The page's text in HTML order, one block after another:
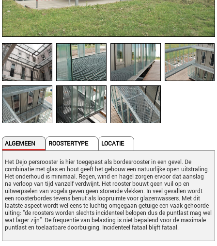
ALGEMEEN ROOSTERTYPE LOCATIE
Het Dejo persrooster is hier toegepast als bordesrooster in een gevel. De
combinatie met glas en hout geeft het gebouw een natuurlijke open uitstraling.
Het onderhoud is minimaal. Regen, wind en hagel zorgen ervoor dat aanslag
na verloop van tijd vanzelf verdwijnt. Het rooster bouwt geen vuil op en
uitwerpselen van vogels geven geen storende vlekken. In veel gevallen wordt
een roosterbordes tevens benut als loopruimte voor glazenwassers. Met dit
laatste aspect wordt wel eens te luchtig omgegaan getuige een vaak gehoorde
uiting: “de roosters worden slechts incidenteel belopen dus de puntlast mag wel
wat lager zijn”. De frequentie van belasting is niet bepalend voor de maximale
puntlast en toelaatbare doorbuiging. Incidenteel fataal blijft fataal.